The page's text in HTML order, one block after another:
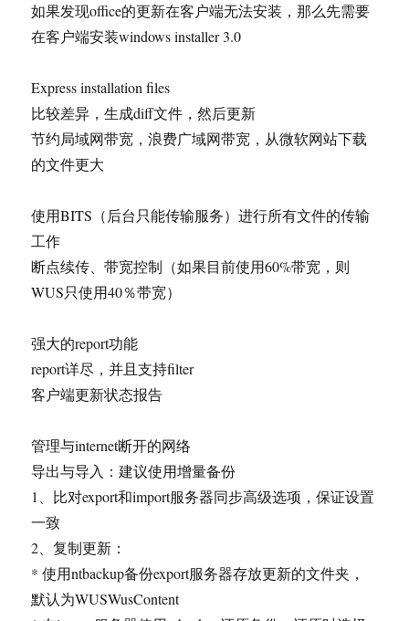
如果发现office的更新在客户端无法安装，那么先需要
在客户端安装windows installer 3.0
Express installation files
比较差异，生成diff文件，然后更新
节约局域网带宽，浪费广域网带宽，从微软网站下载
的文件更大
使用BITS（后台只能传输服务）进行所有文件的传输
工作
断点续传、带宽控制（如果目前使用60%带宽，则
WUS只使用40％带宽）
强大的report功能
report详尽，并且支持filter
客户端更新状态报告
管理与internet断开的网络
导出与导入：建议使用增量备份
1、比对export和import服务器同步高级选项，保证设置
一致
2、复制更新：
* 使用ntbackup备份export服务器存放更新的文件夹，
默认为WUSWusContent